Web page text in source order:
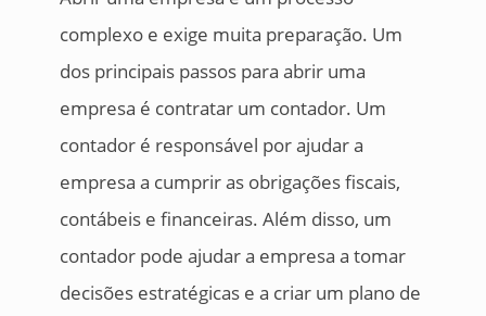
complexo e exige muita preparação. Um
dos principais passos para abrir uma
empresa é contratar um contador. Um
contador é responsável por ajudar a
empresa a cumprir as obrigações fiscais,
contábeis e financeiras. Além disso, um
contador pode ajudar a empresa a tomar
decisões estratégicas e a criar um plano de